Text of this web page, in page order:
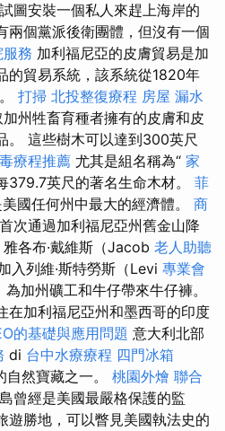
圖安裝一個私人來趕上海岸的
兩個黨派後衛團體，但沒有一個
務 加利福尼亞的皮膚貿易是加
的貿易系統，該系統從1820年
打掃 北投整復療程 房屋 漏水
州牲畜育種者擁有的皮膚和皮
。 這些樹木可以達到300英尺
療程推薦 尤其是組名稱為“ 家
379.7英尺的著名生命木材。 菲
國任何州中最大的經濟體。 商
次通過加利福尼亞州舊金山降
雅各布·戴維斯（Jacob 老人助聽
入列維·斯特勞斯（Levi 專業會
加州礦工和牛仔帶來牛仔褲。
在加利福尼亞州和墨西哥的印度
的基礎與應用問題 意大利北部
di 台中水療療程 四門冰箱
然寶藏之一。 桃園外燴 聯合
曾經是美國最嚴格保護的監
遊勝地，可以瞥見美國執法史的